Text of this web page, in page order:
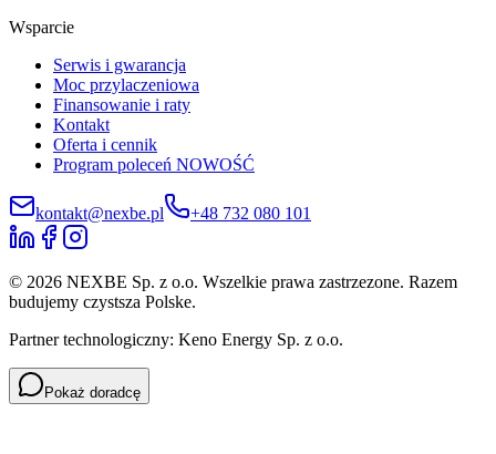
Wsparcie
Serwis i gwarancja
Moc przylaczeniowa
Finansowanie i raty
Kontakt
Oferta i cennik
Program poleceń NOWOŚĆ
kontakt@nexbe.pl +48 732 080 101
© 2026 NEXBE Sp. z o.o. Wszelkie prawa zastrzezone. Razem
budujemy czystsza Polske.
Partner technologiczny: Keno Energy Sp. z o.o.
Pokaż doradcę